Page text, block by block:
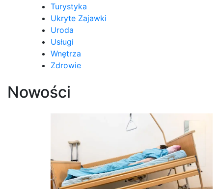
Turystyka
Ukryte Zajawki
Uroda
Usługi
Wnętrza
Zdrowie
Nowości